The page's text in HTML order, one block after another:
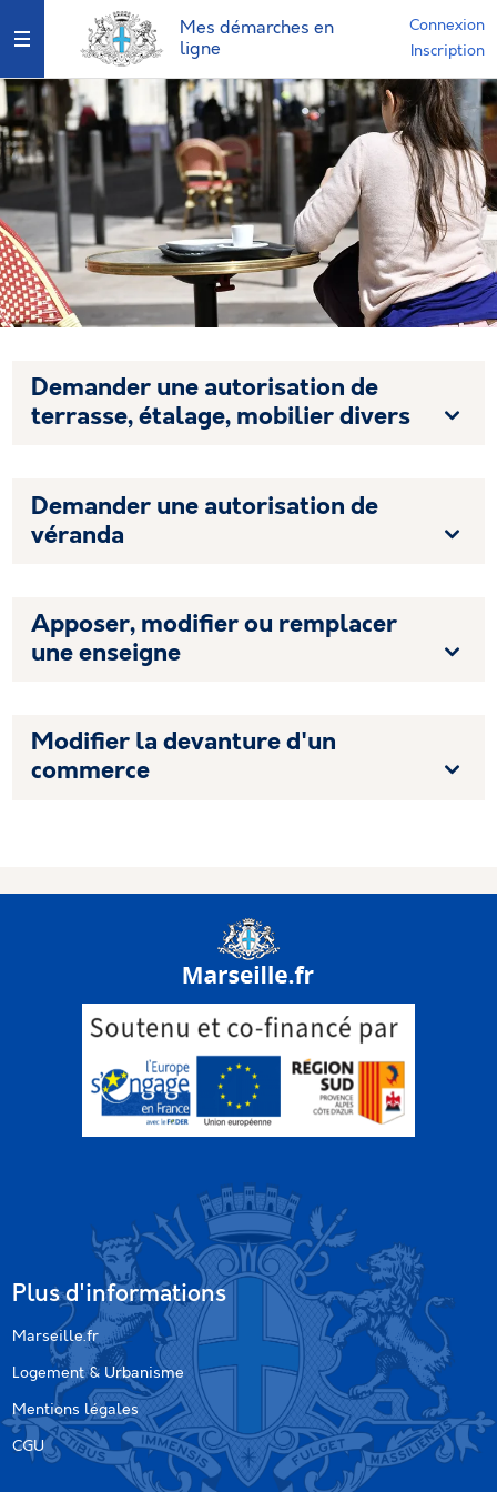
Mes démarches en
ligne
Connexion
Inscription
Ouvrir le menu
Demander une autorisation de
terrasse, étalage, mobilier divers
Demander une autorisation de
véranda
Apposer, modifier ou remplacer
une enseigne
Modifier la devanture d'un
commerce
Plus d'informations
Marseille.fr
Logement & Urbanisme
Mentions légales
CGU